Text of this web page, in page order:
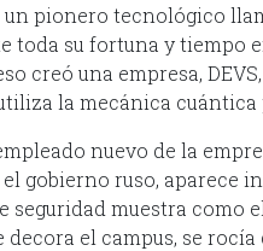
pionero tecnológico
toda su fortuna y tiempo
creó una empresa,
la mecánica cuántica
nuevo de la
gobierno ruso, aparece
seguridad muestra como
el campus, se